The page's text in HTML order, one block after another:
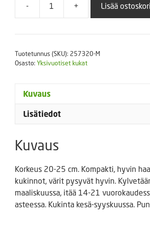
-
Tarhaverbena
Red
Eye
+ Lisää
Tuotetunnus (SKU): 257320-M
Osasto: Yksivuotiset kukat
Kuvaus
Lisätiedot
Kuvaus
Korkeus 20-25 cm. Kompakti, hyvin
kukinnot, värit pysyvät hyvin.
maaliskuussa, itää 14-21
asteessa. Kukinta kesä-syyskuussa.